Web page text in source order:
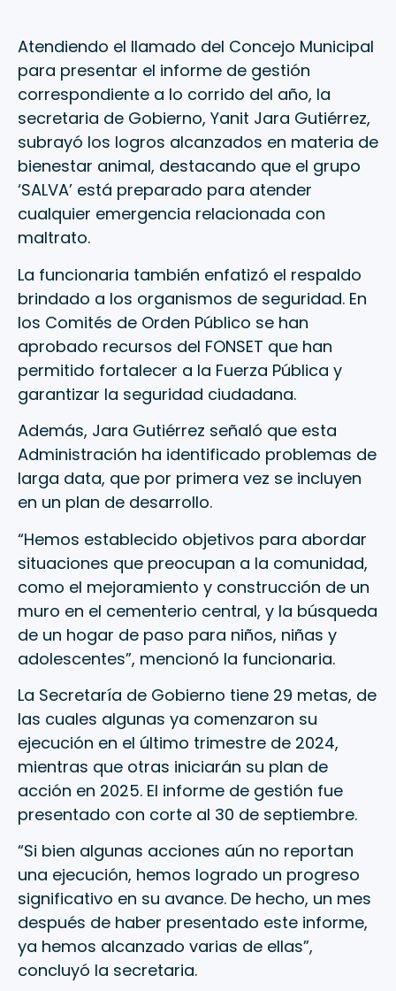
Atendiendo el llamado del Concejo Municipal
para presentar el informe de gestión
correspondiente a lo corrido del año, la
secretaria de Gobierno, Yanit Jara Gutiérrez,
subrayó los logros alcanzados en materia de
bienestar animal, destacando que el grupo
‘SALVA’ está preparado para atender
cualquier emergencia relacionada con
maltrato.
La funcionaria también enfatizó el respaldo
brindado a los organismos de seguridad. En
los Comités de Orden Público se han
aprobado recursos del FONSET que han
permitido fortalecer a la Fuerza Pública y
garantizar la seguridad ciudadana.
Además, Jara Gutiérrez señaló que esta
Administración ha identificado problemas de
larga data, que por primera vez se incluyen
en un plan de desarrollo.
“Hemos establecido objetivos para abordar
situaciones que preocupan a la comunidad,
como el mejoramiento y construcción de un
muro en el cementerio central, y la búsqueda
de un hogar de paso para niños, niñas y
adolescentes”, mencionó la funcionaria.
La Secretaría de Gobierno tiene 29 metas, de
las cuales algunas ya comenzaron su
ejecución en el último trimestre de 2024,
mientras que otras iniciarán su plan de
acción en 2025. El informe de gestión fue
presentado con corte al 30 de septiembre.
“Si bien algunas acciones aún no reportan
una ejecución, hemos logrado un progreso
significativo en su avance. De hecho, un mes
después de haber presentado este informe,
ya hemos alcanzado varias de ellas”,
concluyó la secretaria.